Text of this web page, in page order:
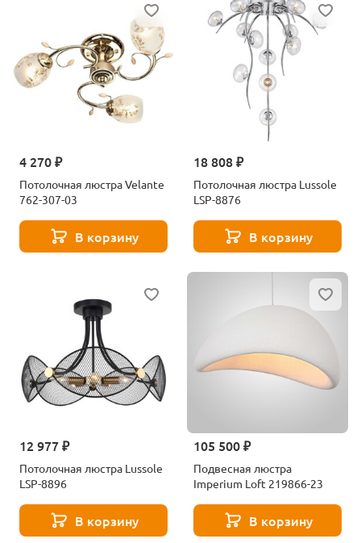
4 270 ₽
Потолочная люстра Velante
762-307-03
В корзину
18 808 ₽
Потолочная люстра Lussole
LSP-8876
В корзину
12 977 ₽
Потолочная люстра Lussole
LSP-8896
В корзину
105 500 ₽
Подвесная люстра
Imperium Loft 219866-23
В корзину